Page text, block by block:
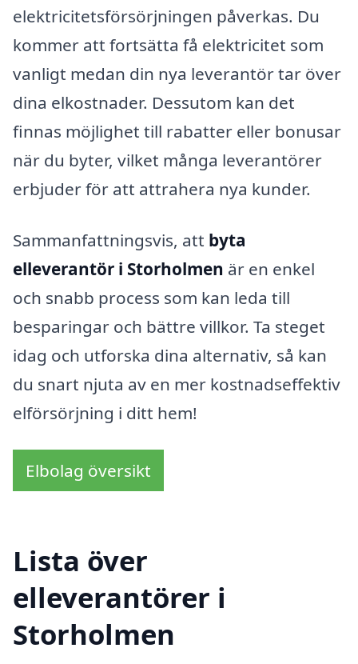
elektricitetsförsörjningen påverkas. Du
kommer att fortsätta få elektricitet som
vanligt medan din nya leverantör tar över
dina elkostnader. Dessutom kan det
finnas möjlighet till rabatter eller bonusar
när du byter, vilket många leverantörer
erbjuder för att attrahera nya kunder.
Sammanfattningsvis, att byta
elleverantör i Storholmen är en enkel
och snabb process som kan leda till
besparingar och bättre villkor. Ta steget
idag och utforska dina alternativ, så kan
du snart njuta av en mer kostnadseffektiv
elförsörjning i ditt hem!
Elbolag översikt
Lista över
elleverantörer i
Storholmen